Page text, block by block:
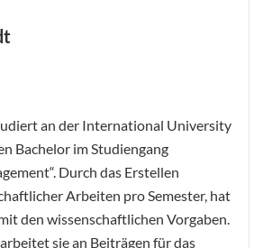
an der International University
Bachelor im Studiengang
Durch das Erstellen
Arbeiten pro Semester, hat
den wissenschaftlichen Vorgaben.
sie an Beiträgen für das